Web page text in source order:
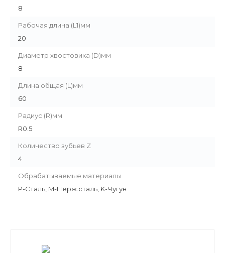
8
Рабочая длина (L1)мм
20
Диаметр хвостовика (D)мм
8
Длина общая (L)мм
60
Радиус (R)мм
R0.5
Количество зубьев Z
4
Обрабатываемые материалы
P-Сталь, M-Нерж.сталь, K-Чугун